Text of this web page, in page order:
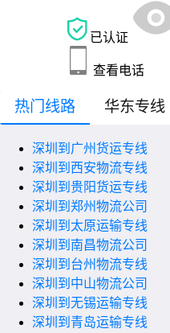
已认证
查看电话
热门线路 华东专线
深圳到广州货运专线
深圳到西安物流专线
深圳到贵阳货运专线
深圳到郑州物流公司
深圳到太原运输专线
深圳到南昌物流公司
深圳到台州物流专线
深圳到中山物流公司
深圳到无锡运输专线
深圳到青岛运输专线